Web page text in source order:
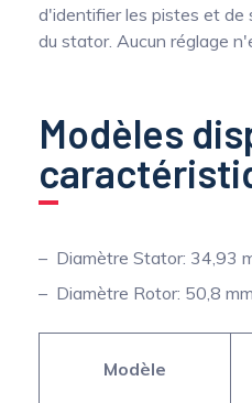
d'identifier les pistes et de
du stator. Aucun réglage
Modèles
Diamètre Stator: 34,93
Diamètre Rotor: 50,8 mm
Modèle